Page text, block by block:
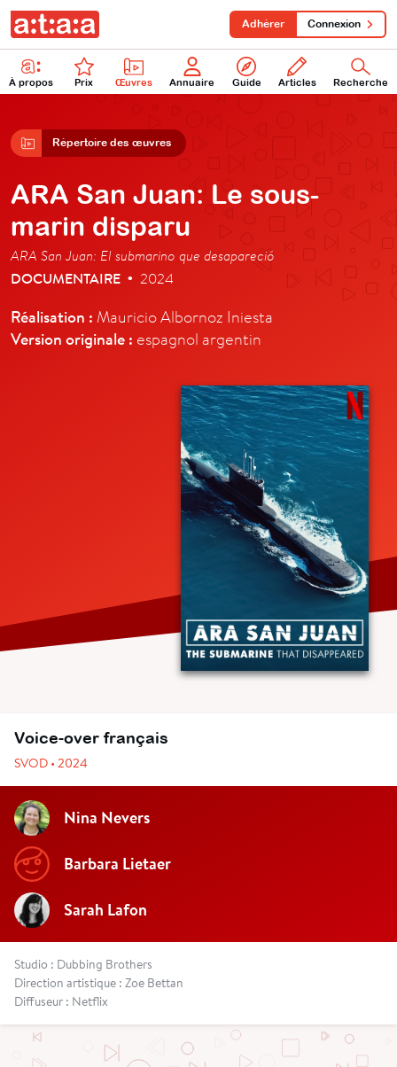
À propos Prix Œuvres Annuaire Guide Articles Recherche
Adhérer Connexion
Répertoire des œuvres
ARA San Juan: Le sous-
marin disparu
ARA San Juan: El submarino que desapareció
DOCUMENTAIRE • 2024
Réalisation : Mauricio Albornoz Iniesta
Version originale : espagnol argentin
Voice-over français
SVOD • 2024
Nina Nevers
Barbara Lietaer
Sarah Lafon
Studio : Dubbing Brothers
Direction artistique : Zoe Bettan
Diffuseur : Netflix